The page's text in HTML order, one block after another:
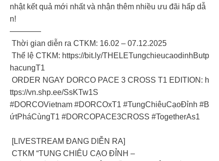
nhật kết quả mới nhất và nhận thêm nhiều ưu đãi hấp dẫ
n!
————
Thời gian diễn ra CTKM: 16.02 – 07.12.2025
Thể lệ CTKM: https://bit.ly/THELETungchieucaodinhButp
hacungT1
ORDER NGAY DORCO PACE 3 CROSS T1 EDITION: h
ttps://vn.shp.ee/SsKTw1S
#DORCOVietnam #DORCOxT1 #TungChiêuCạoĐỉnh #B
ứtPháCùngT1 #DORCOPACE3CROSS #TogetherAs1
[LIVESTREAM ĐANG DIỄN RA]
CTKM “TUNG CHIÊU CẠO ĐỈNH –